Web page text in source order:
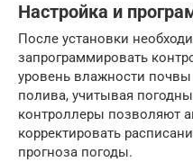
Настройка и
После установки
запрограммировать
уровень влажности
полива, учитывая
контроллеры позволяют
корректировать
прогноза погоды.